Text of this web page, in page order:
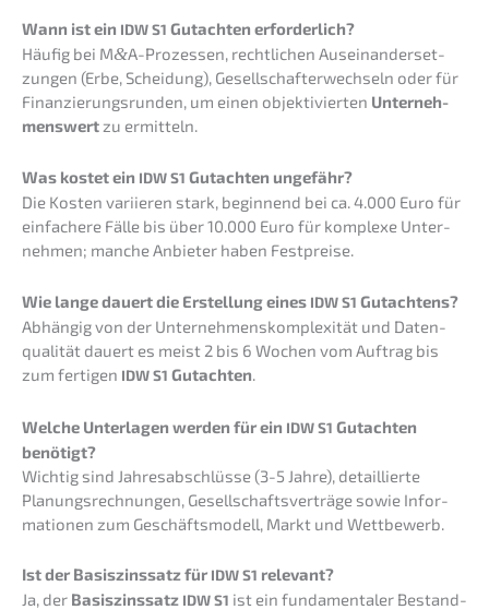
Wann ist ein IDWS1 Gutach­ten erforderlich?
Häufig bei M&A-Prozessen, recht­li­chen Ausein­an­der­set­
zun­gen (Erbe, Schei­dung), Gesell­schaf­ter­wech­seln oder für
Finan­zie­rungs­run­den, um einen objek­ti­vier­ten Unter­neh­
mens­wert zu ermitteln.
Was kostet ein IDWS1 Gutach­ten ungefähr?
Die Kosten variie­ren stark, begin­nend bei ca. 4.000 Euro für
einfa­che­re Fälle bis über 10.000 Euro für komple­xe Unter­
neh­men; manche Anbie­ter haben Festpreise.
Wie lange dauert die Erstel­lung eines IDWS1 Gutachtens?
Abhän­gig von der Unter­neh­mens­kom­ple­xi­tät und Daten­
qua­li­tät dauert es meist 2 bis 6 Wochen vom Auftrag bis
zum ferti­gen IDWS1 Gutach­ten.
Welche Unter­la­gen werden für ein IDWS1 Gutach­ten
benötigt?
Wichtig sind Jahres­ab­schlüs­se (3-5 Jahre), detail­lier­te
Planungs­rech­nun­gen, Gesell­schafts­ver­trä­ge sowie Infor­
ma­tio­nen zum Geschäfts­mo­dell, Markt und Wettbewerb.
Ist der Basis­zins­satz für IDWS1 relevant?
Ja, der Basis­zins­satz IDWS1 ist ein funda­men­ta­ler Bestand­